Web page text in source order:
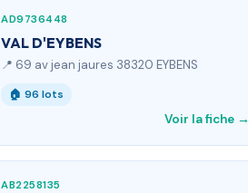
AD9736448
VAL D'EYBENS
📍 69 av jean jaures 38320 EYBENS
🏠 96 lots
Voir la fiche →
AB2258135